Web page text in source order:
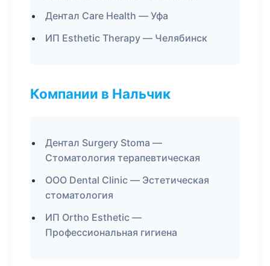
Дентал Care Health — Уфа
ИП Esthetic Therapy — Челябинск
Компании в Нальчик
Дентал Surgery Stoma —
Стоматология терапевтическая
ООО Dental Clinic — Эстетическая
стоматология
ИП Ortho Esthetic —
Профессиональная гигиена